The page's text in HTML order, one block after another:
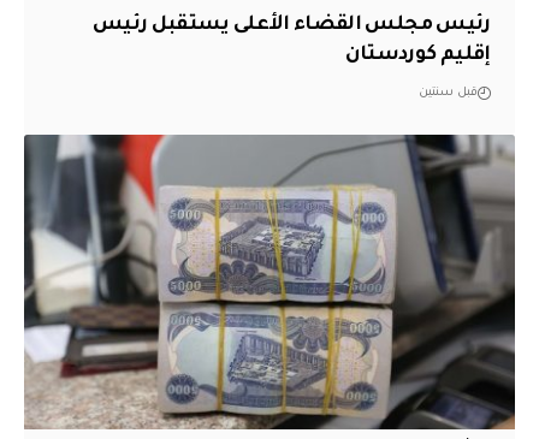
رئيس مجلس القضاء الأعلى يستقبل رئيس
إقليم كوردستان
قبل سنتين